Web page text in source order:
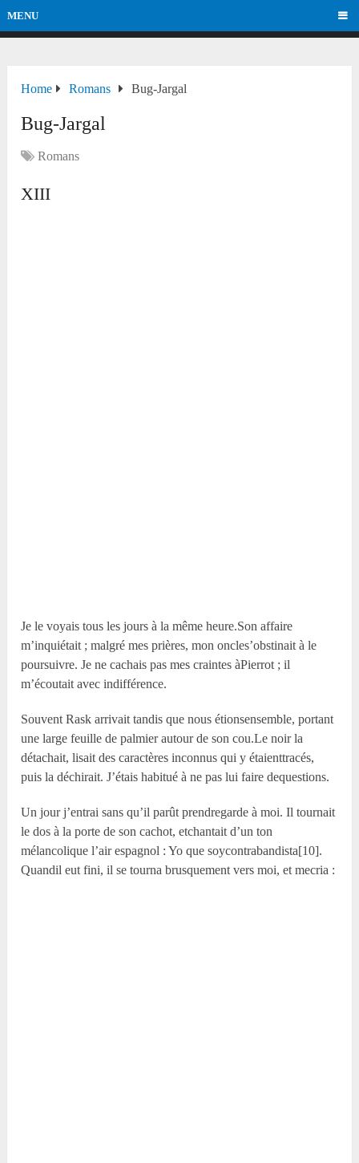
MENU
Home Romans Bug-Jargal
Bug-Jargal
Romans
XIII
Je le voyais tous les jours à la même heure.Son affaire
m’inquiétait ; malgré mes prières, mon oncles’obstinait à le
poursuivre. Je ne cachais pas mes craintes àPierrot ; il
m’écoutait avec indifférence.
Souvent Rask arrivait tandis que nous étionsensemble, portant
une large feuille de palmier autour de son cou.Le noir la
détachait, lisait des caractères inconnus qui y étaienttracés,
puis la déchirait. J’étais habitué à ne pas lui faire dequestions.
Un jour j’entrai sans qu’il parût prendregarde à moi. Il tournait
le dos à la porte de son cachot, etchantait d’un ton
mélancolique l’air espagnol : Yo que soycontrabandista[10].
Quandil eut fini, il se tourna brusquement vers moi, et mecria :